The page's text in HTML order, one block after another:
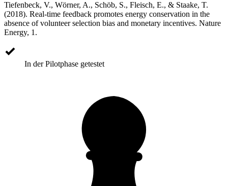
Tiefenbeck, V., Wörner, A., Schöb, S., Fleisch, E., & Staake, T.
(2018). Real-time feedback promotes energy conservation in the
absence of volunteer selection bias and monetary incentives. Nature
Energy, 1.
In der Pilotphase getestet